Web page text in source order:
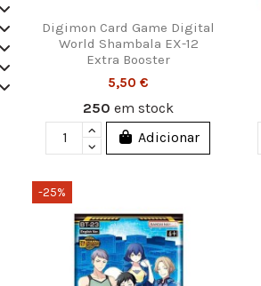
Digimon Card Game Digital
World Shambala EX-12
Extra Booster
5,50 €
250em stock
Adicionar
-25%